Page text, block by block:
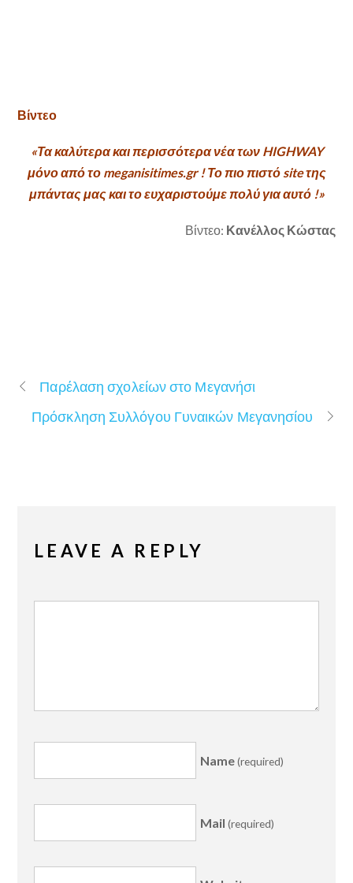
Βίντεο
«Τα καλύτερα και περισσότερα νέα των HIGHWAY
μόνο από το meganisitimes.gr ! Το πιο πιστό site της
μπάντας μας και το ευχαριστούμε πολύ για αυτό !»
Βίντεο: Κανέλλος Κώστας
Παρέλαση σχολείων στο Μεγανήσι
Πρόσκληση Συλλόγου Γυναικών Μεγανησίου
LEAVE A REPLY
Name(required)
Mail (required)